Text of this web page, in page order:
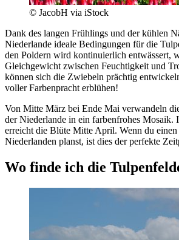
© JacobH via iStock
Dank des langen Frühlings und der kühlen
Niederlande ideale Bedingungen für die
den Poldern wird kontinuierlich entwässert,
Gleichgewicht zwischen Feuchtigkeit und
können sich die Zwiebeln prächtig
voller Farbenpracht erblühen!
Von Mitte März bei Ende Mai verwandeln
der Niederlande in ein farbenfrohes Mosaik.
erreicht die Blüte Mitte April. Wenn du
Niederlanden planst, ist dies der perfekte
Wo finde ich die